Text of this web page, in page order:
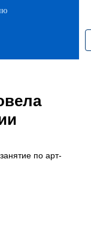
по арт-